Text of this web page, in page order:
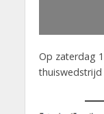
Op zaterdag
thuiswedstrijd